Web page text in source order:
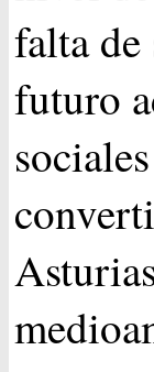
falta
futuro